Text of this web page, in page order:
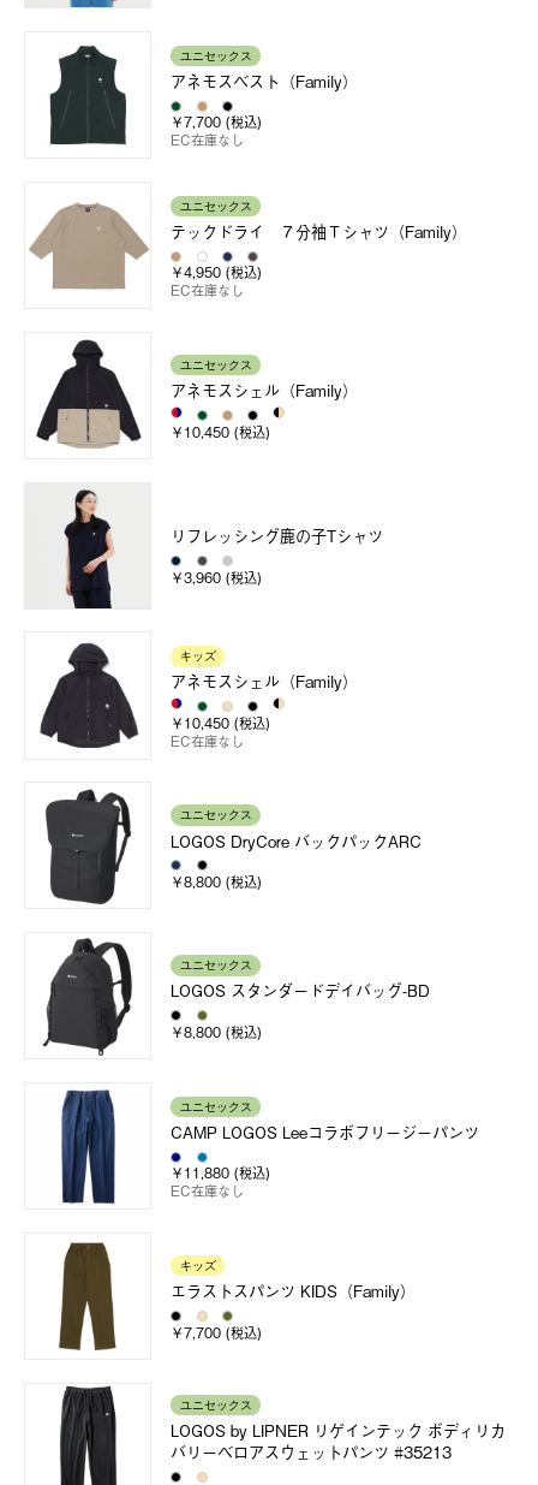
ユニセックス
アネモスベスト（Family）
￥7,700 (税込)
EC在庫なし
ユニセックス
テックドライ ７分袖Ｔシャツ（Family）
￥4,950 (税込)
EC在庫なし
ユニセックス
アネモスシェル（Family）
￥10,450 (税込)
リフレッシング鹿の子Tシャツ
￥3,960 (税込)
キッズ
アネモスシェル（Family）
￥10,450 (税込)
EC在庫なし
ユニセックス
LOGOS DryCore バックパックARC
￥8,800 (税込)
ユニセックス
LOGOS スタンダードデイバッグ-BD
￥8,800 (税込)
ユニセックス
CAMP LOGOS Leeコラボフリージーパンツ
￥11,880 (税込)
EC在庫なし
キッズ
エラストスパンツ KIDS（Family）
￥7,700 (税込)
ユニセックス
LOGOS by LIPNER リゲインテック ボディリカ
バリーベロアスウェットパンツ #35213